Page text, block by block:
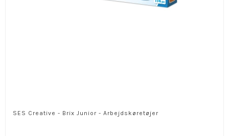
SES Creative - Brix Junior - Arbejdskøretøjer